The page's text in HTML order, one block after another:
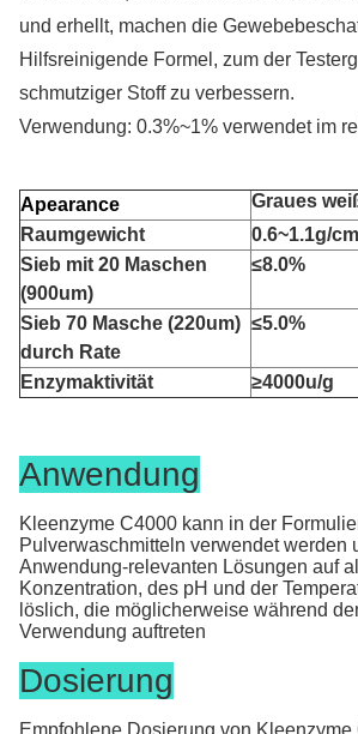
und erhellt, machen die
Hilfsreinigende Formel, zum der
schmutziger Stoff zu verbessern.
Verwendung: 0.3%~1% verwendet im
Apearance
Graues
Raumgewicht
0.6~1.1g/
Sieb mit 20 Maschen
(900um)
≤8.0%
Sieb 70 Masche (220um)
durch Rate
≤5.0%
Enzymaktivität ≥4000u/g
Anwendung
Kleenzyme C4000 kann in der
Pulverwaschmitteln verwendet werden
Anwendung-relevanten Lösungen auf
Konzentration, des pH und der
löslich, die möglicherweise während
Verwendung auftreten
Dosierung
Empfohlene Dosierung von Kleenzyme